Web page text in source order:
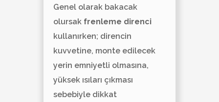
Genel olarak bakacak
olursak frenleme direnci
kullanırken; direncin
kuvvetine, monte edilecek
yerin emniyetli olmasına,
yüksek ısıları çıkması
sebebiyle dikkat